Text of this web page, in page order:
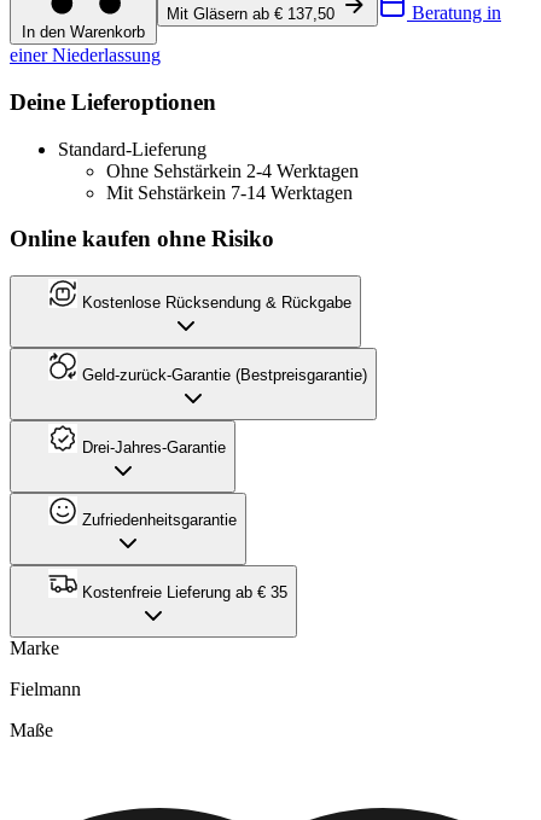
In den Warenkorb
Mit Gläsern ab € 137,50 Beratung in
einer Niederlassung
Deine Lieferoptionen
Standard-Lieferung
Ohne Sehstärkein 2-4 Werktagen
Mit Sehstärkein 7-14 Werktagen
Online kaufen ohne Risiko
Kostenlose Rücksendung & Rückgabe
Geld-zurück-Garantie (Bestpreisgarantie)
Drei-Jahres-Garantie
Zufriedenheitsgarantie
Kostenfreie Lieferung ab € 35
Marke
Fielmann
Maße